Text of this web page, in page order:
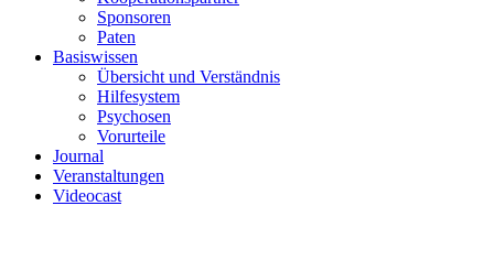
Sponsoren
Paten
Basiswissen
Übersicht und Verständnis
Hilfesystem
Psychosen
Vorurteile
Journal
Veranstaltungen
Videocast